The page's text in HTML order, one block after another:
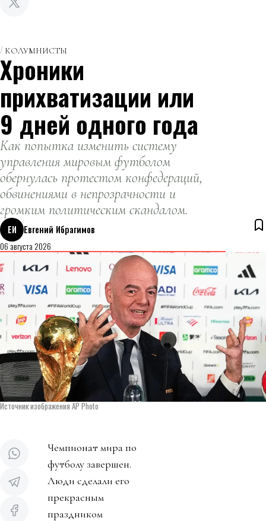
КОЛУМНИСТЫ
Хроники
прихватизации или
9 дней одного года
Как попытка изменить систему
управления мировым футболом
обернулась протестом конфедераций,
обвинениями в непрозрачности и
громким политическим скандалом.
ЕИ
Евгений Ибрагимов
06 августа 2026
Источник изображения AP Photo
Чемпионат мира по
футболу завершен.
Люди сделали его
прекрасным
праздником